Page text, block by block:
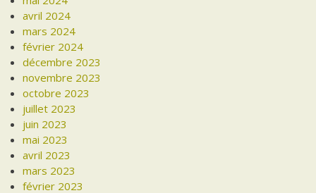
avril 2024
mars 2024
février 2024
décembre 2023
novembre 2023
octobre 2023
juillet 2023
juin 2023
mai 2023
avril 2023
mars 2023
février 2023